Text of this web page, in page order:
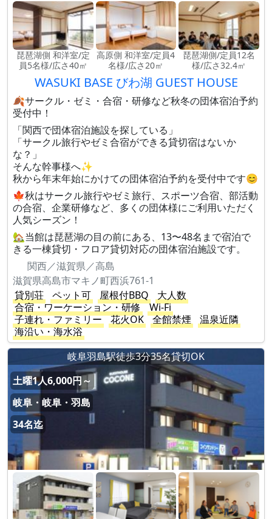
琵琶湖側 和洋室/定
員5名様/広さ40㎡
高原側 和洋室/定員4
名様/広さ20㎡
琵琶湖側/定員12名
様/広さ32.4㎡
WASUKI BASE びわ湖 GUEST HOUSE
🍂サークル・ゼミ・合宿・研修など秋冬の団体宿泊予約
受付中！
「関西で団体宿泊施設を探している」
「サークル旅行やゼミ合宿ができる貸切宿はないか
な？」
そんな幹事様へ✨
秋から年末年始にかけての団体宿泊予約を受付中です😊
🍁秋はサークル旅行やゼミ旅行、スポーツ合宿、部活動
の合宿、企業研修など、多くの団体様にご利用いただく
人気シーズン！
🏡当館は琵琶湖の目の前にある、13〜48名まで宿泊で
きる一棟貸切・フロア貸切対応の団体宿泊施設です。
関西／滋賀県／高島
滋賀県高島市マキノ町西浜761-1
貸別荘
ペット可 屋根付BBQ
大人数
合宿・ワーケーション・研修
Wi-Fi
子連れ・ファミリー
花火OK 全館禁煙
温泉近隣
海沿い・海水浴
岐阜羽島駅徒歩3分35名貸切OK
土曜1人6,000円～
岐阜・岐阜・羽島
34名迄